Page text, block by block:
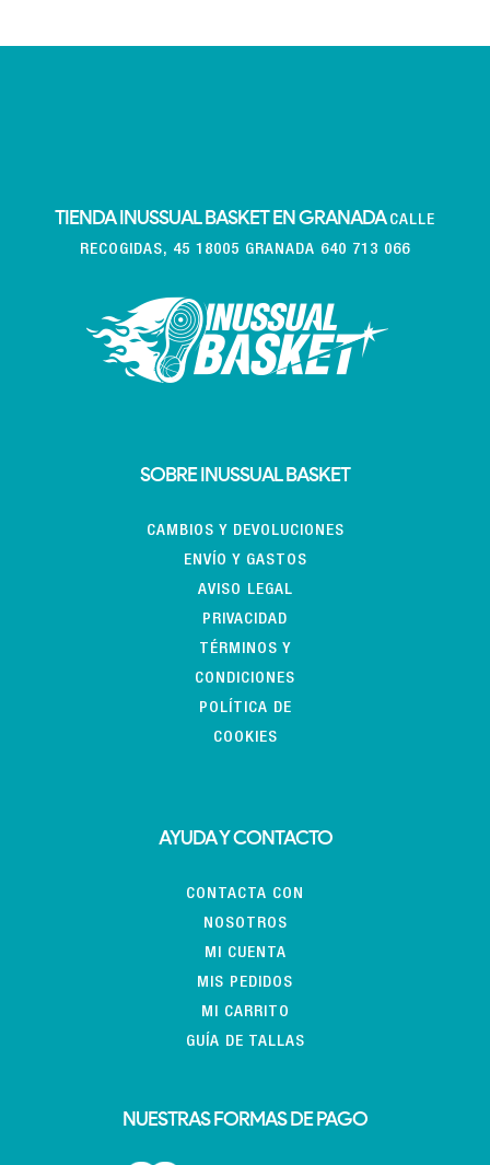
TIENDA INUSSUAL BASKET EN GRANADA CALLE
RECOGIDAS, 45 18005 GRANADA 640 713 066
SOBRE INUSSUAL BASKET
CAMBIOS Y DEVOLUCIONES
ENVÍO Y GASTOS
AVISO LEGAL
PRIVACIDAD
TÉRMINOS Y
CONDICIONES
POLÍTICA DE
COOKIES
AYUDA Y CONTACTO
CONTACTA CON
NOSOTROS
MI CUENTA
MIS PEDIDOS
MI CARRITO
GUÍA DE TALLAS
NUESTRAS FORMAS DE PAGO